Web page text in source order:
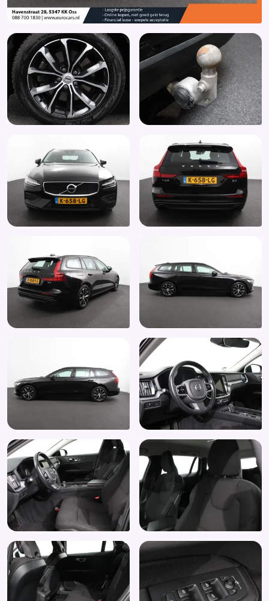
Hill hold functie
Hoofd airbag(s) voor
Hoofdsteunen actief
Keyless start
Kruisend verkeer detectie
LED achterlichten
LED dagrijverlichting
Lederen stuurwiel
Lederen versnellingspook
Multimedia-voorbereiding
Parkeersensor achter
Passagiersairbag
Passagiersstoel in hoogte verstelbaar
Spraakbediening
Start/stop systeem
Stuurwiel multifunctioneel
Verkeersbord detectie
Vermoeidheids herkenning
Volledig digitaal instrumentenpaneel
WiFi voorbereiding
Zij airbag(s) voor
Navigatie systeem